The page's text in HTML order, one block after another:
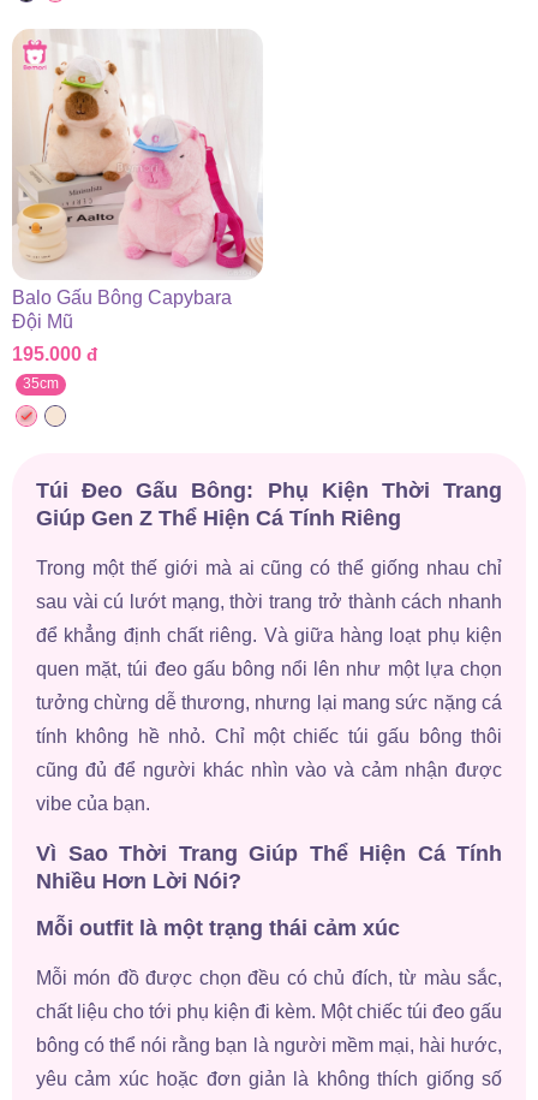
Balo Gấu Bông Capybara
Đội Mũ
195.000 đ
35cm
Túi Đeo Gấu Bông: Phụ Kiện Thời Trang
Giúp Gen Z Thể Hiện Cá Tính Riêng
Trong một thế giới mà ai cũng có thể giống nhau chỉ
sau vài cú lướt mạng, thời trang trở thành cách nhanh
để khẳng định chất riêng. Và giữa hàng loạt phụ kiện
quen mặt, túi đeo gấu bông nổi lên như một lựa chọn
tưởng chừng dễ thương, nhưng lại mang sức nặng cá
tính không hề nhỏ. Chỉ một chiếc túi gấu bông thôi
cũng đủ để người khác nhìn vào và cảm nhận được
vibe của bạn.
Vì Sao Thời Trang Giúp Thể Hiện Cá Tính
Nhiều Hơn Lời Nói?
Mỗi outfit là một trạng thái cảm xúc
Mỗi món đồ được chọn đều có chủ đích, từ màu sắc,
chất liệu cho tới phụ kiện đi kèm. Một chiếc túi đeo gấu
bông có thể nói rằng bạn là người mềm mại, hài hước,
yêu cảm xúc hoặc đơn giản là không thích giống số